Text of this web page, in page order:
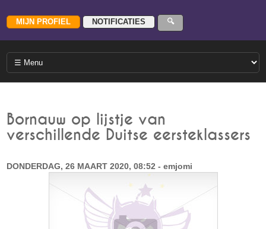
Bornauw op lijstje van
verschillende Duitse eersteklassers
DONDERDAG, 26 MAART 2020, 08:52 - emjomi